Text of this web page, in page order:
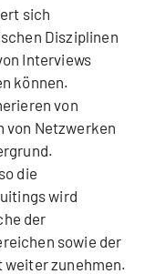
sich
Disziplinen
Interviews
können.
von
von Netzwerken
die
wird
der
sowie der
zunehmen.